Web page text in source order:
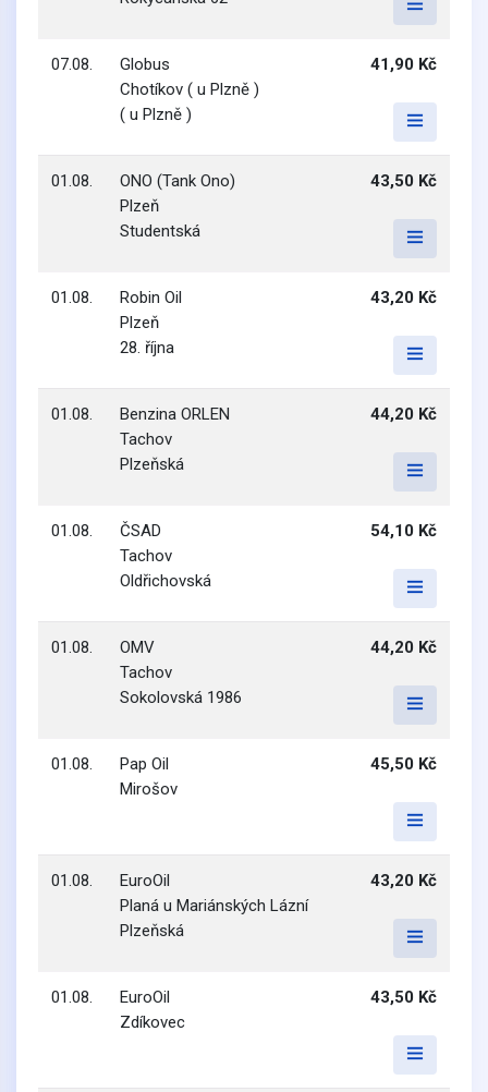
07.08.
Globus
Chotíkov ( u Plzně )
( u Plzně )
41,90 Kč
01.08.
ONO (Tank Ono)
Plzeň
Studentská
43,50 Kč
01.08.
Robin Oil
Plzeň
28. října
43,20 Kč
01.08.
Benzina ORLEN
Tachov
Plzeňská
44,20 Kč
01.08.
ČSAD
Tachov
Oldřichovská
54,10 Kč
01.08.
OMV
Tachov
Sokolovská 1986
44,20 Kč
01.08.
Pap Oil
Mirošov
45,50 Kč
01.08.
EuroOil
Planá u Mariánských Lázní
Plzeňská
43,20 Kč
01.08.
EuroOil
Zdíkovec
43,50 Kč